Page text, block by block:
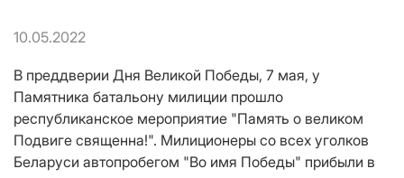
10.05.2022
В преддверии Дня Великой Победы, 7 мая, у
Памятника батальону милиции прошло
республиканское мероприятие "Память о великом
Подвиге священна!". Милиционеры со всех уголков
Беларуси автопробегом "Во имя Победы" прибыли в